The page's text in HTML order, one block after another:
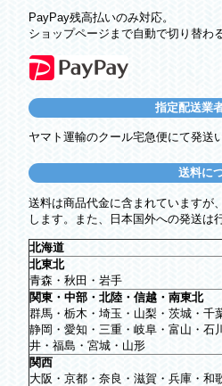
PayPay残高払いのみ対応。
ショップページまで自動で切り替わ
指定配送業
ヤマト運輸のクール宅急便にて発送
送料に
送料は商品代金に含まれていますが
します。また、日本国外への発送は
北海道
北東北
青森・秋田・岩手
関東・中部・北陸・信越・南東北
群馬・栃木・埼玉・山梨・茨城・千
静岡・愛知・三重・岐阜・富山・石
井・福島・宮城・山形
関西
大阪・京都・奈良・滋賀・兵庫・和